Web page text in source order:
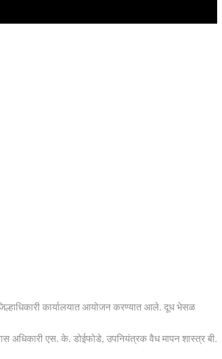
कार्यालयात आयोजन करण्यात आले. दूध भेसळ
अधिकारी एस. के. डोईफोडे, उपनियंत्रक वैध मापन शास्त्र बी.